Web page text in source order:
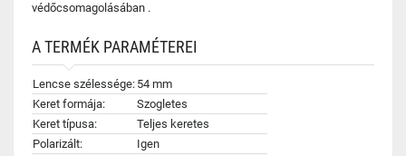
védőcsomagolásában .
A TERMÉK PARAMÉTEREI
Lencse szélessége: 54 mm
Keret formája:
Szogletes
Keret típusa:
Teljes keretes
Polarizált:
Igen